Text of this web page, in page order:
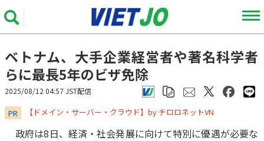
ベトナム、大手企業経営者や著名科学者
らに最長5年のビザ免除
2025/08/12 04:57 JST配信
PR ​​​​​​​【ドメイン・サーバー・クラウド】by チロロネットVN
政府は8日、経済・社会発展に向けて特別に優遇が必要な